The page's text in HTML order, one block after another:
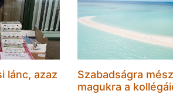
lánc, azaz
Szabadságra
magukra a